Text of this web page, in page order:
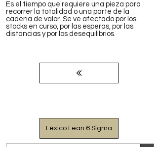
Es el tiempo que requiere una pieza para
recorrer la totalidad o una parte de la
cadena de valor. Se ve afectado por los
stocks en curso, por las esperas, por las
distancias y por los desequilibrios.
Léxico Lean 6 Sigma